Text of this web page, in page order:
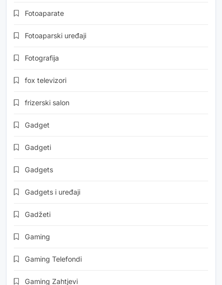
Fotoaparate
Fotoaparski uređaji
Fotografija
fox televizori
frizerski salon
Gadget
Gadgeti
Gadgets
Gadgets i uređaji
Gadžeti
Gaming
Gaming Telefondi
Gaming Zahtjevi